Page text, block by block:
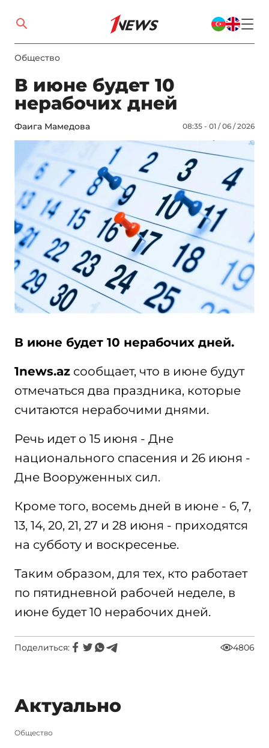
Общество
В июне будет 10
нерабочих дней
Фаига Мамедова 08:35 - 01 / 06 / 2026
В июне будет 10 нерабочих дней.
1news.az сообщает, что в июне будут
отмечаться два праздника, которые
считаются нерабочими днями.
Речь идет о 15 июня - Дне
национального спасения и 26 июня -
Дне Вооруженных сил.
Кроме того, восемь дней в июне - 6, 7,
13, 14, 20, 21, 27 и 28 июня - приходятся
на субботу и воскресенье.
Таким образом, для тех, кто работает
по пятидневной рабочей неделе, в
июне будет 10 нерабочих дней.
Поделиться: 4806
Актуально
Общество